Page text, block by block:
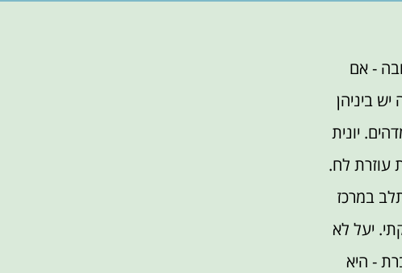
- אם
יש ביניהן
יונית
עוזרת לח.
במרכז
יעל לא
- היא